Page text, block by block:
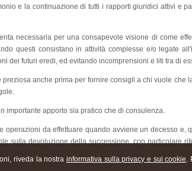
riveda la nostrainformativa sulla privacy e sui cookie.
e la continuazione di tutti i rapporti giuridici attivi e
necessaria per una consapevole visione di come
questi consistano in attività complesse e/o legate
dei futuri eredi, ed evitando incomprensioni e liti tra di
anche prima per fornire consigli a chi vuole che
importante apporto sia pratico che di consulenza.
operazioni da effettuare quando avviene un decesso e,
sulla devoluzione della successione, con particolare
di verificare - nel caso concreto - se vi siano dei